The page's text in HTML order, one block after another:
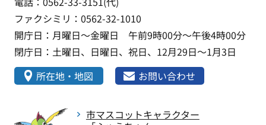
ファクシミリ：0562-32-1010
開庁日：月曜日～金曜日 午前9時00分～午後4時00分
閉庁日：土曜日、日曜日、祝日、12月29日～1月3日
所在地・地図
お問い合わせ
市マスコットキャラクター